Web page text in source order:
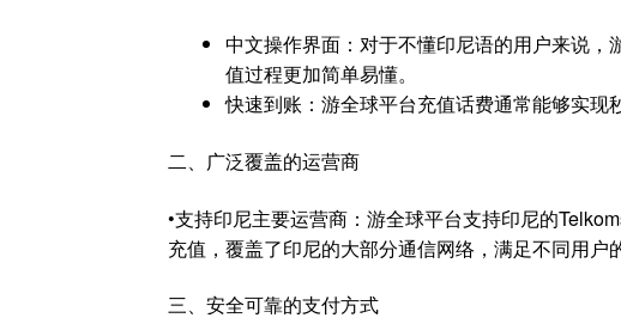
中文操作界面：对于不懂印尼语的用户来说
值过程更加简单易懂。
快速到账：游全球平台充值话费通常能够实现
二、广泛覆盖的运营商
•支持印尼主要运营商：游全球平台支持印尼的
充值，覆盖了印尼的大部分通信网络，满足不同用户
三、安全可靠的支付方式